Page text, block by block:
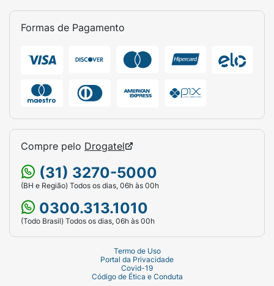
Formas de Pagamento
Compre pelo Drogatel
(31) 3270-5000
(BH e Região) Todos os dias, 06h às 00h
0300.313.1010
(Todo Brasil) Todos os dias, 06h às 00h
Termo de Uso
Portal da Privacidade
Covid-19
Código de Ética e Conduta